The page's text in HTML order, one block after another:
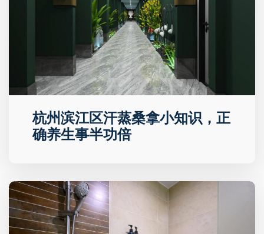
杭州滨江区汗蒸桑拿小知识，正
确养生事半功倍